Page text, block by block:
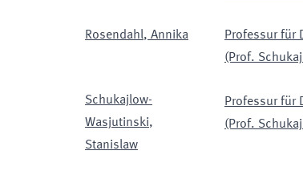
Rosendahl, Annika
Professur für
(Prof.
Schukajlow-
Wasjutinski,
Stanislaw
Professur für
(Prof.